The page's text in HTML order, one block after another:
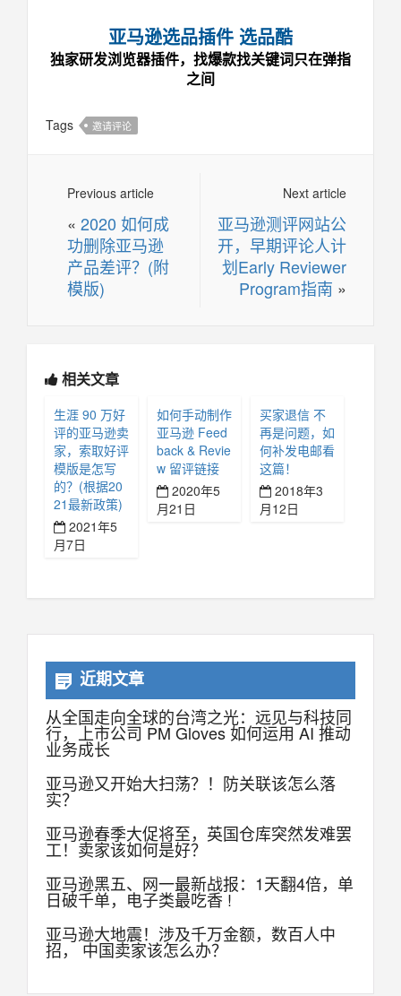
亚马逊选品插件 选品酷
独家研发浏览器插件，找爆款找关键词只在弹指
之间
Tags 邀请评论
Next article
亚马逊测评网站公
开，早期评论人计
划Early Reviewer
Program指南 »
Previous article
« 2020 如何成
功删除亚马逊
产品差评？(附
模版)
相关文章
生涯 90 万好
评的亚马逊卖
家，索取好评
模版是怎写
的？(根据20
21最新政策)
2021年5
月7日
如何手动制作
亚马逊 Feed
back & Revie
w 留评链接
2020年5
月21日
买家退信 不
再是问题，如
何补发电邮看
这篇！
2018年3
月12日
近期文章
从全国走向全球的台湾之光：远见与科技同
行，上市公司 PM Gloves 如何运用 AI 推动
业务成长
亚马逊又开始大扫荡？！防关联该怎么落
实？
亚马逊春季大促将至，英国仓库突然发难罢
工！卖家该如何是好？
亚马逊黑五、网一最新战报：1天翻4倍，单
日破千单，电子类最吃香 !
亚马逊大地震！涉及千万金额，数百人中
招， 中国卖家该怎么办？